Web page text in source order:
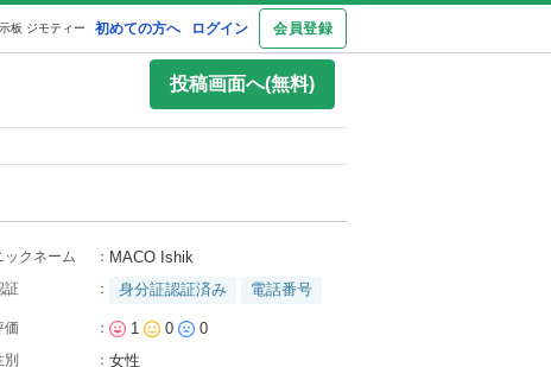
初めての方へ ログイン 会員登録
板 ジモティー
投稿画面へ(無料)
ックネーム ： MACO Ishik
証 ： 身分証認証済み 電話番号
価 ： 1 0 0
別 ： 女性